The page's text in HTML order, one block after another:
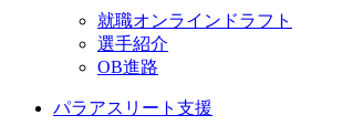
就職オンラインドラフト
選手紹介
OB進路
パラアスリート支援